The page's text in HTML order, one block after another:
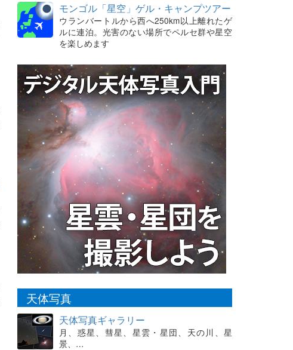
モンゴル「星空」ゲル・キャンプツアー
ウランバートルから西へ250km以上離れたゲ
ルに連泊。光害のない場所でペルセ群や星空
を楽しめます
天体写真
天体写真ギャラリー
月、惑星、彗星、星雲・星団、天の川、星
景、…